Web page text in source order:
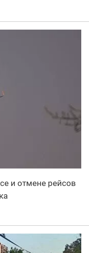
и отмене рейсов